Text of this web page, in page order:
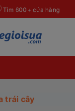
Tìm 600+ cửa hàng
trái cây